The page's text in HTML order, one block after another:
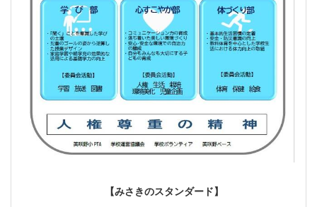
【みさきのスタンダード】